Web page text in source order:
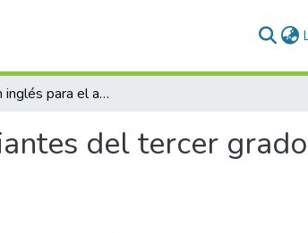
Poemas en inglés para el aprendizaje en estudiantes del tercer grado en la Institución Callacani Chucuito 2023
del tercer